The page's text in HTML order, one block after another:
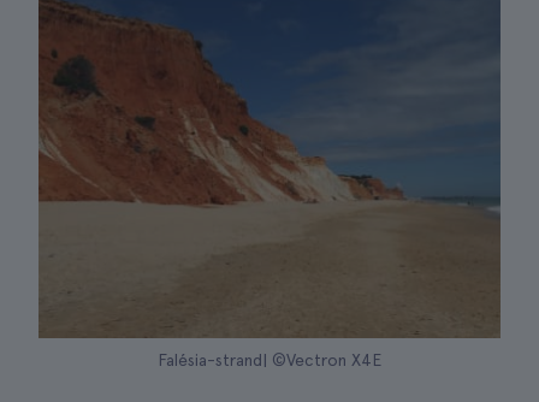
Falésia-strand| ©Vectron X4E